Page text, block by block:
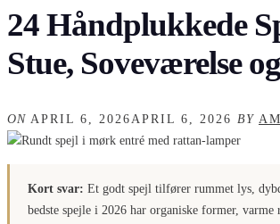
24 Håndplukkede
Stue, Soveværelse
ON APRIL 6, 2026APRIL 6, 2026 BY
Kort svar: Et godt spejl tilfører rummet lys,
bedste spejle i 2026 har organiske former, varme